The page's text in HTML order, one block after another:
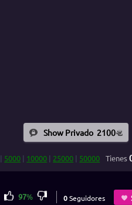
Show Privado 2100
| 5000 | 10000 | 25000 | 50000 Tienes
97% 0Seguidores